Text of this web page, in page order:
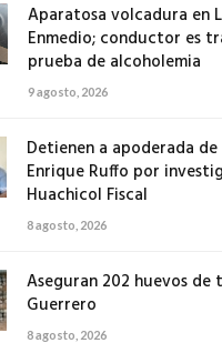
Aparatosa volcadura en
Enmedio; conductor es
prueba de alcoholemia
9 agosto, 2026
Detienen a apoderada
Enrique Ruffo por
Huachicol Fiscal
8 agosto, 2026
Aseguran 202 huevos
Guerrero
8 agosto, 2026